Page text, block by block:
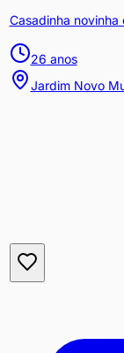
Casadinha
26 anos
Jardim Novo